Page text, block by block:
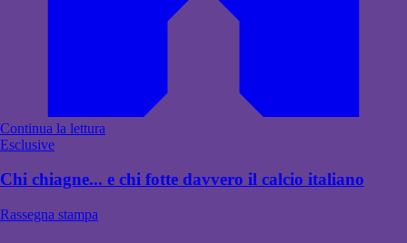
Continua la lettura
Esclusive
Chi chiagne... e chi fotte davvero il calcio italiano
Rassegna stampa